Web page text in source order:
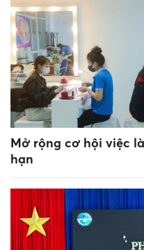
Mở rộng cơ hội việc
hạn